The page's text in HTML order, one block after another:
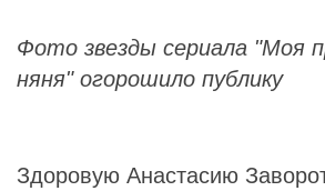
Фото звезды сериала "Моя
няня" огорошило публику
Здоровую Анастасию